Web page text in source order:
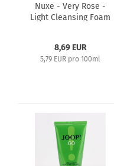
Nuxe - Very Rose -
Light Cleansing Foam
8,69 EUR
5,79 EUR pro 100ml